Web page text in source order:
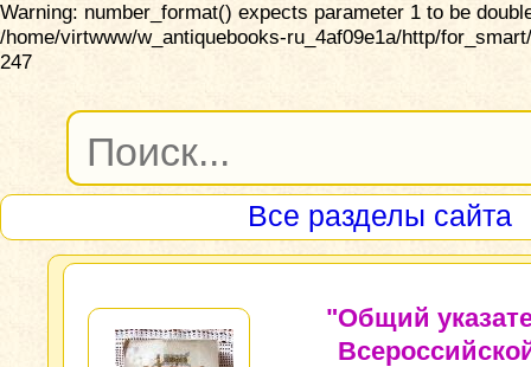
Warning: number_format() expects parameter 1 to be
/home/virtwww/w_antiquebooks-ru_4af09e1a/http/
247
Все разделы сайта
"Общий